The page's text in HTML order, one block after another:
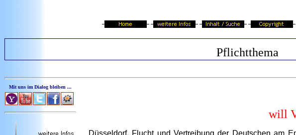
Pflichtthema
Mit uns im Dialog bleiben ...
will
Düsseldorf. Flucht und Vertreibung der Deutschen am